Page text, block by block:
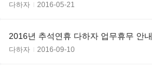
다하자 2016-05-21
2016년 추석연휴 다하자 업무휴무 안내
다하자 2016-09-10